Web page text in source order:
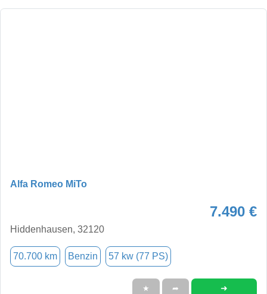
Alfa Romeo MiTo
7.490 €
Hiddenhausen, 32120
70.700 km Benzin 57 kw (77 PS)
★ ➦ ➜